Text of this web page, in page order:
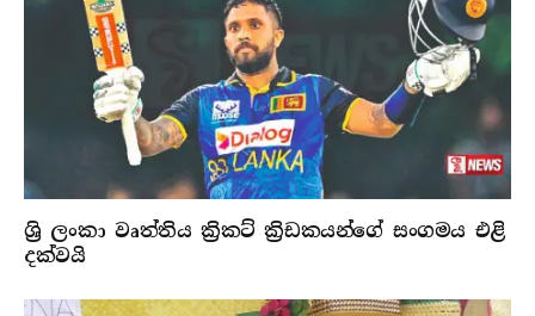
ශ්‍රි ලංකා වෘත්තිය ක්‍රිකට් ක්‍රිඩකයන්ගේ සංගමය එළි
දක්වයි